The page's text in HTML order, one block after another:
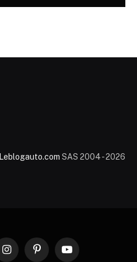
Leblogauto.com SAS 2004 - 2026
InstagramPinterestYouTube